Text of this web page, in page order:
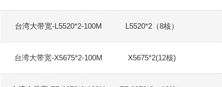
台湾大带宽-L5520*2-100M L5520*2（8核）
台湾大带宽-X5675*2-100M X5675*2(12核)